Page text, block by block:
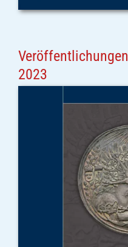
Veröffentlichungen
2023